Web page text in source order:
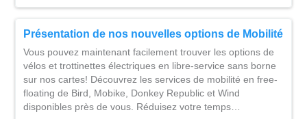
Présentation de nos nouvelles options de Mobilité
Vous pouvez maintenant facilement trouver les options de
vélos et trottinettes électriques en libre-service sans borne
sur nos cartes! Découvrez les services de mobilité en free-
floating de Bird, Mobike, Donkey Republic et Wind
disponibles près de vous. Réduisez votre temps…